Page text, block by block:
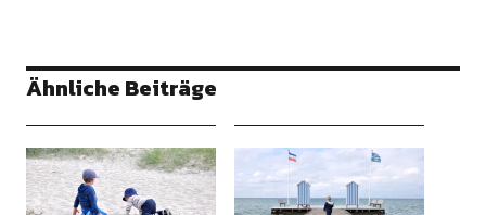
Ähnliche Beiträge